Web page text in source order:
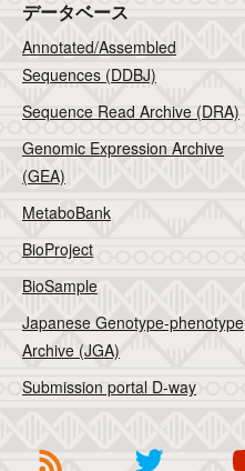
データベース
Annotated/Assembled
Sequences (DDBJ)
Sequence Read Archive (DRA)
Genomic Expression Archive
(GEA)
MetaboBank
BioProject
BioSample
Japanese Genotype-phenotype
Archive (JGA)
Submission portal D-way